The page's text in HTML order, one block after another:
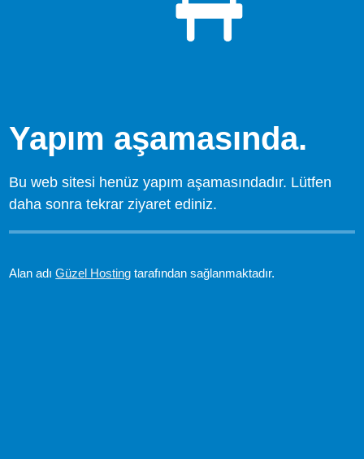
Yapım aşamasında.
Bu web sitesi henüz yapım aşamasındadır. Lütfen
daha sonra tekrar ziyaret ediniz.
Alan adıGüzel Hosting tarafından sağlanmaktadır.